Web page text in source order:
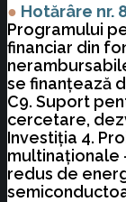
● Hotărâre nr.
Programului
financiar din
se finanţează
C9. Suport
cercetare,
Investiţia 4.
multinaţionale
redus de